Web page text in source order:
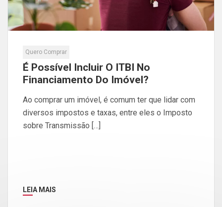
Quero Comprar
É Possível Incluir O ITBI No
Financiamento Do Imóvel?
Ao comprar um imóvel, é comum ter que lidar com
diversos impostos e taxas, entre eles o Imposto
sobre Transmissão […]
LEIA MAIS